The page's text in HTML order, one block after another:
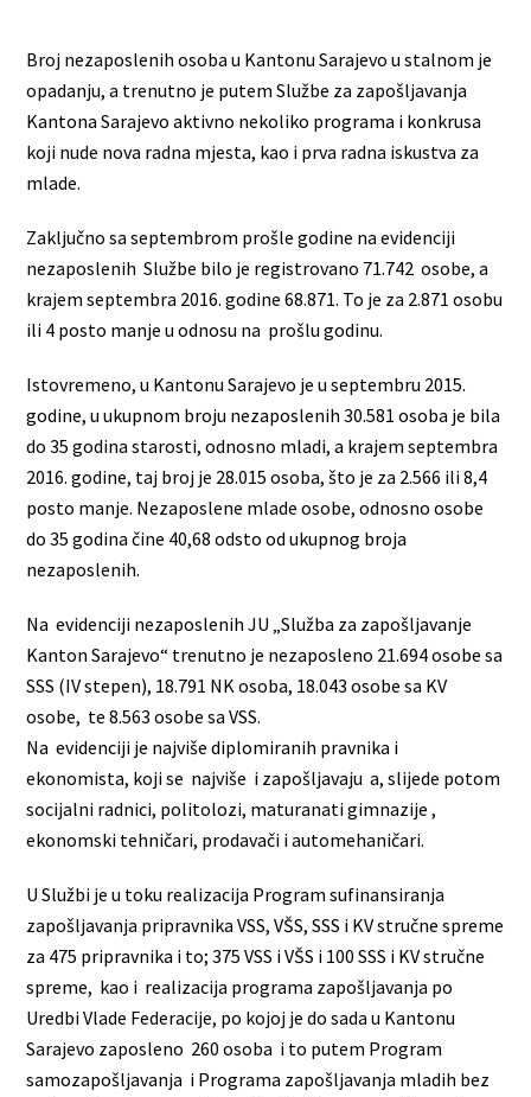
Broj nezaposlenih osoba u Kantonu Sarajevo u stalnom je
opadanju, a trenutno je putem Službe za zapošljavanja
Kantona Sarajevo aktivno nekoliko programa i konkrusa
koji nude nova radna mjesta, kao i prva radna iskustva za
mlade.
Zaključno sa septembrom prošle godine na evidenciji
nezaposlenih Službe bilo je registrovano 71.742 osobe, a
krajem septembra 2016. godine 68.871. To je za 2.871 osobu
ili 4 posto manje u odnosu na prošlu godinu.
Istovremeno, u Kantonu Sarajevo je u septembru 2015.
godine, u ukupnom broju nezaposlenih 30.581 osoba je bila
do 35 godina starosti, odnosno mladi, a krajem septembra
2016. godine, taj broj je 28.015 osoba, što je za 2.566 ili 8,4
posto manje. Nezaposlene mlade osobe, odnosno osobe
do 35 godina čine 40,68 odsto od ukupnog broja
nezaposlenih.
Na evidenciji nezaposlenih JU „Služba za zapošljavanje
Kanton Sarajevo“ trenutno je nezaposleno 21.694 osobe sa
SSS (IV stepen), 18.791 NK osoba, 18.043 osobe sa KV
osobe, te 8.563 osobe sa VSS.
Na evidenciji je najviše diplomiranih pravnika i
ekonomista, koji se najviše i zapošljavaju a, slijede potom
socijalni radnici, politolozi, maturanati gimnazije ,
ekonomski tehničari, prodavači i automehaničari.
U Službi je u toku realizacija Program sufinansiranja
zapošljavanja pripravnika VSS, VŠS, SSS i KV stručne spreme
za 475 pripravnika i to; 375 VSS i VŠS i 100 SSS i KV stručne
spreme, kao i realizacija programa zapošljavanja po
Uredbi Vlade Federacije, po kojoj je do sada u Kantonu
Sarajevo zaposleno 260 osoba i to putem Program
samozapošljavanja i Programa zapošljavanja mladih bez